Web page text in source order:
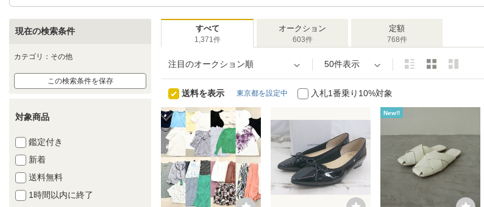
現在の検索条件
カテゴリ：その他
この検索条件を保存
対象商品
鑑定付き
新着
送料無料
1時間以内に終了
すべて
1,371件
オークション
603件
定額
768件
注目のオークション順 50件表示
送料を表示 東京都を設定中 入札1番乗り10%対象
New!!